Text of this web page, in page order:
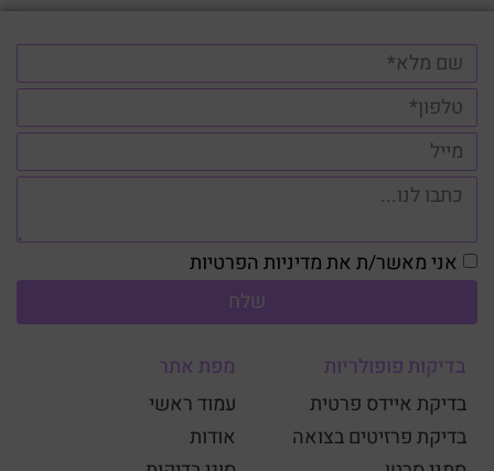
מפת אתר
עמוד ראשי
אודות
בדיקות פופולריות
בדיקת איידס פרטית
בדיקת פרזיטים בצואה
אני מאשר/ת את מדיניות הפרטיות
שלח